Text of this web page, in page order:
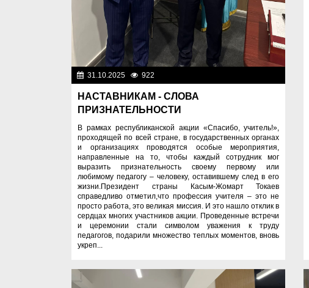
31.10.2025 922
НАСТАВНИКАМ - СЛОВА
ПРИЗНАТЕЛЬНОСТИ
В рамках республиканской акции «Спасибо, учитель!»,
проходящей по всей стране, в государственных органах
и организациях проводятся особые мероприятия,
направленные на то, чтобы каждый сотрудник мог
выразить признательность своему первому или
любимому педагогу – человеку, оставившему след в его
жизни.Президент страны Касым-Жомарт Токаев
справедливо отметил,что профессия учителя – это не
просто работа, это великая миссия. И это нашло отклик в
сердцах многих участников акции. Проведенные встречи
и церемонии стали символом уважения к труду
педагогов, подарили множество теплых моментов, вновь
укреп...